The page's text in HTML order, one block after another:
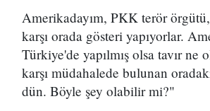
Amerikadayım, PKK terör
karşı orada gösteri yapıyorlar.
Türkiye'de yapılmış olsa tavır
karşı müdahalede bulunan
dün. Böyle şey olabilir mi?"